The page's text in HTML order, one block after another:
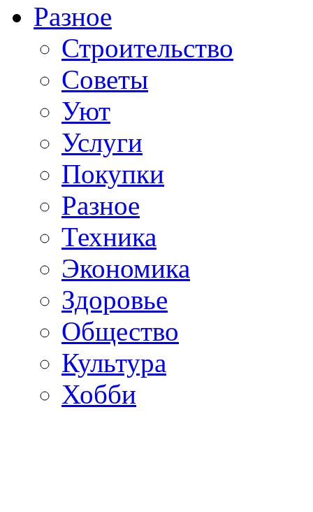
Разное
Строительство
Советы
Уют
Услуги
Покупки
Разное
Техника
Экономика
Здоровье
Общество
Культура
Хобби